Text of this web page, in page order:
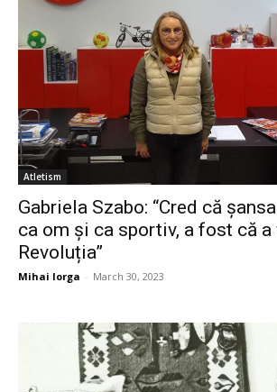
Atletism
Gabriela Szabo: “Cred că
ca om și ca sportiv, a fost că a
Revoluția”
Mihai Iorga - March 30, 2023